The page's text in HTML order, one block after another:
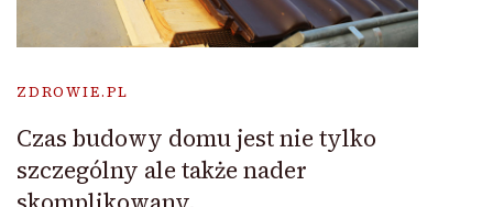
ZDROWIE.PL
Czas budowy domu jest nie tylko
szczególny ale także nader